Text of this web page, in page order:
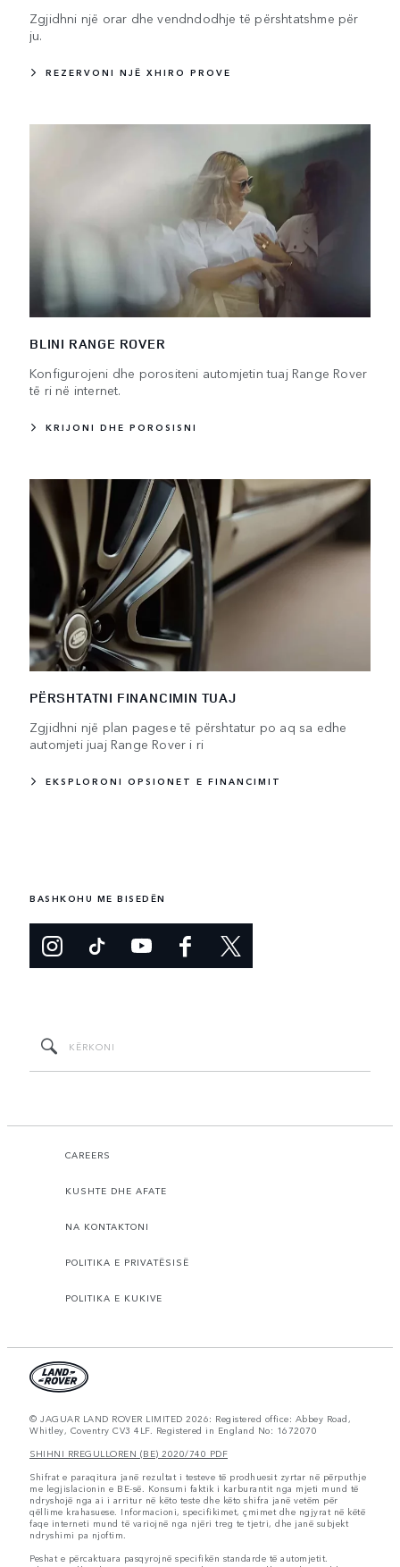
Zgjidhni një orar dhe vendndodhje të përshtatshme për
ju.
REZERVONI NJË XHIRO PROVE
BLINI RANGE ROVER
Konfigurojeni dhe porositeni automjetin tuaj Range Rover
të ri në internet.
KRIJONI DHE POROSISNI
PËRSHTATNI FINANCIMIN TUAJ
Zgjidhni një plan pagese të përshtatur po aq sa edhe
automjeti juaj Range Rover i ri
EKSPLORONI OPSIONET E FINANCIMIT
BASHKOHU ME BISEDËN
CAREERS
KUSHTE DHE AFATE
NA KONTAKTONI
POLITIKA E PRIVATËSISË
POLITIKA E KUKIVE
© JAGUAR LAND ROVER LIMITED 2026: Registered office: Abbey Road,
Whitley, Coventry CV3 4LF. Registered in England No: 1672070
SHIHNI RREGULLOREN (BE) 2020/740 PDF
Shifrat e paraqitura janë rezultat i testeve të prodhuesit zyrtar në përputhje
me legjislacionin e BE-së. Konsumi faktik i karburantit nga mjeti mund të
ndryshojë nga ai i arritur në këto teste dhe këto shifra janë vetëm për
qëllime krahasuese. Informacioni, specifikimet, çmimet dhe ngjyrat në këtë
faqe interneti mund të variojnë nga njëri treg te tjetri, dhe janë subjekt
ndryshimi pa njoftim.
Peshat e përcaktuara pasqyrojnë specifikën standarde të automjetit.